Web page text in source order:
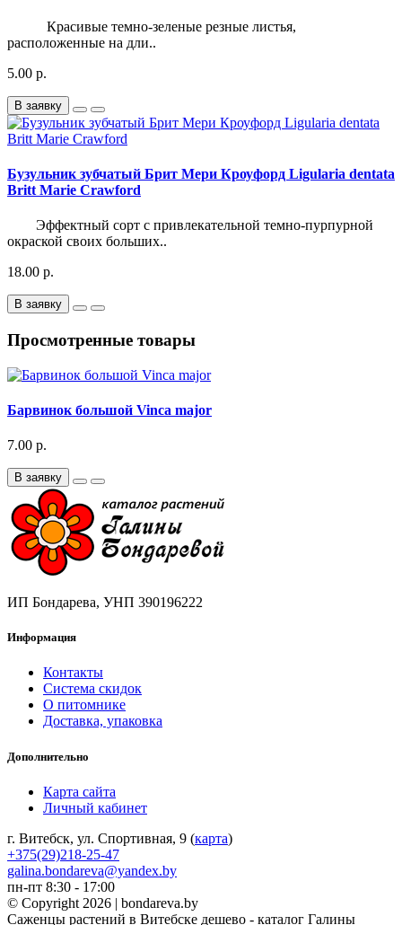
Красивые темно-зеленые резные листья,
расположенные на дли..
5.00 р.
В заявку
Бузульник зубчатый Брит Мери Кроуфорд Ligularia dentata
Britt Marie Crawford
Эффектный сорт с привлекательной темно-пурпурной
окраской своих больших..
18.00 р.
В заявку
Просмотренные товары
Барвинок большой Vinca major
7.00 р.
В заявку
ИП Бондарева, УНП 390196222
Информация
Контакты
Система скидок
О питомнике
Доставка, упаковка
Дополнительно
Карта сайта
Личный кабинет
г. Витебск, ул. Спортивная, 9 (карта)
+375(29)218-25-47
galina.bondareva@yandex.by
пн-пт 8:30 - 17:00
© Copyright 2026 | bondareva.by
Саженцы растений в Витебске дешево - каталог Галины